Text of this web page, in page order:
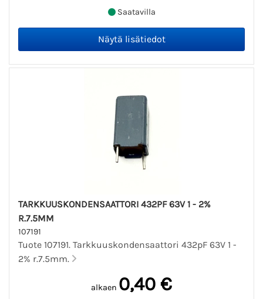
Saatavilla
TARKKUUSKONDENSAATTORI 432PF 63V 1 - 2%
R.7.5MM
107191
Tuote 107191. Tarkkuuskondensaattori 432pF 63V 1 -
2% r.7.5mm.
alkaen 0,40 €